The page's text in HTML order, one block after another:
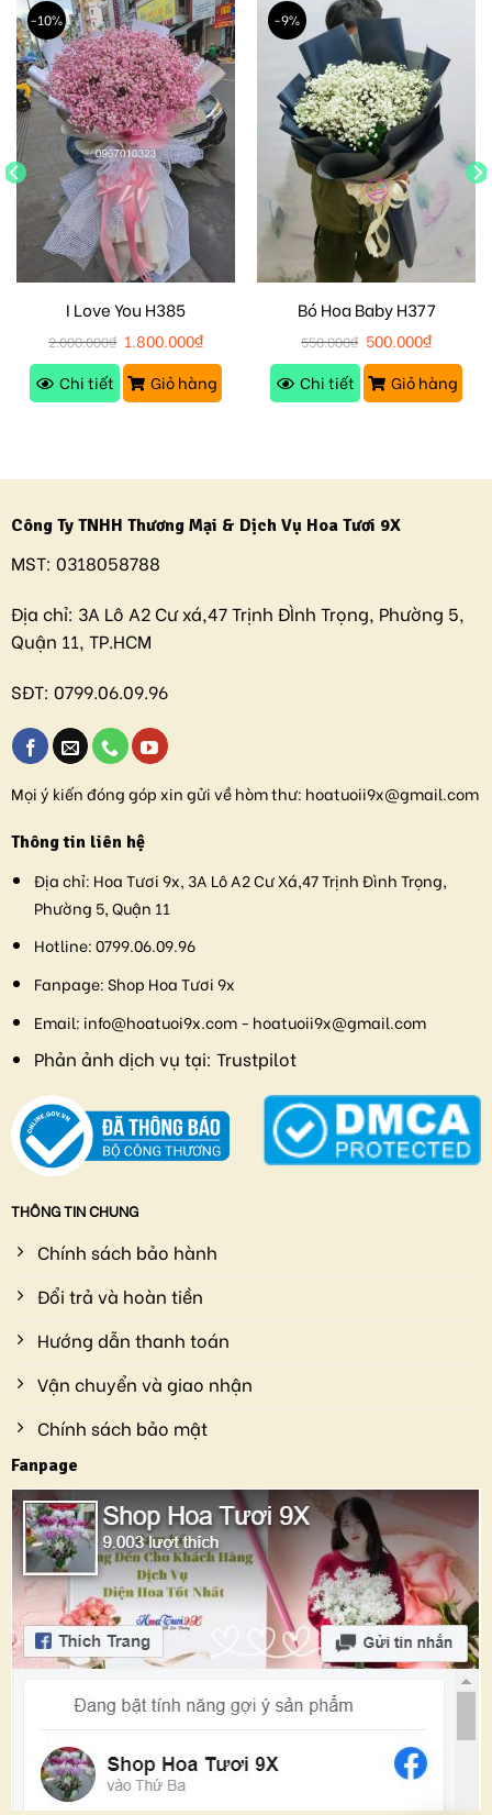
-10%
I Love You H385
2.000.000₫ 1.800.000₫
Chi tiết
Giỏ hàng
-9%
Bó Hoa Baby H377
550.000₫ 500.000₫
Chi tiết
Giỏ hàng
Công Ty TNHH Thương Mại & Dịch Vụ Hoa Tươi 9X
MST: 0318058788
Địa chỉ: 3A Lô A2 Cư xá,47 Trịnh ĐÌnh Trọng, Phường 5,
Quận 11, TP.HCM
SĐT: 0799.06.09.96
Mọi ý kiến đóng góp xin gửi về hòm thư: hoatuoii9x@gmail.com
Thông tin liên hệ
Địa chỉ: Hoa Tươi 9x, 3A Lô A2 Cư Xá,47 Trịnh Đình Trọng,
Phường 5, Quận 11
Hotline:0799.06.09.96
Fanpage:Shop Hoa Tươi 9x
Email: info@hoatuoi9x.com - hoatuoii9x@gmail.com
Phản ảnh dịch vụ tại: Trustpilot
THÔNG TIN CHUNG
Chính sách bảo hành
Đổi trả và hoàn tiền
Hướng dẫn thanh toán
Vận chuyển và giao nhận
Chính sách bảo mật
Fanpage